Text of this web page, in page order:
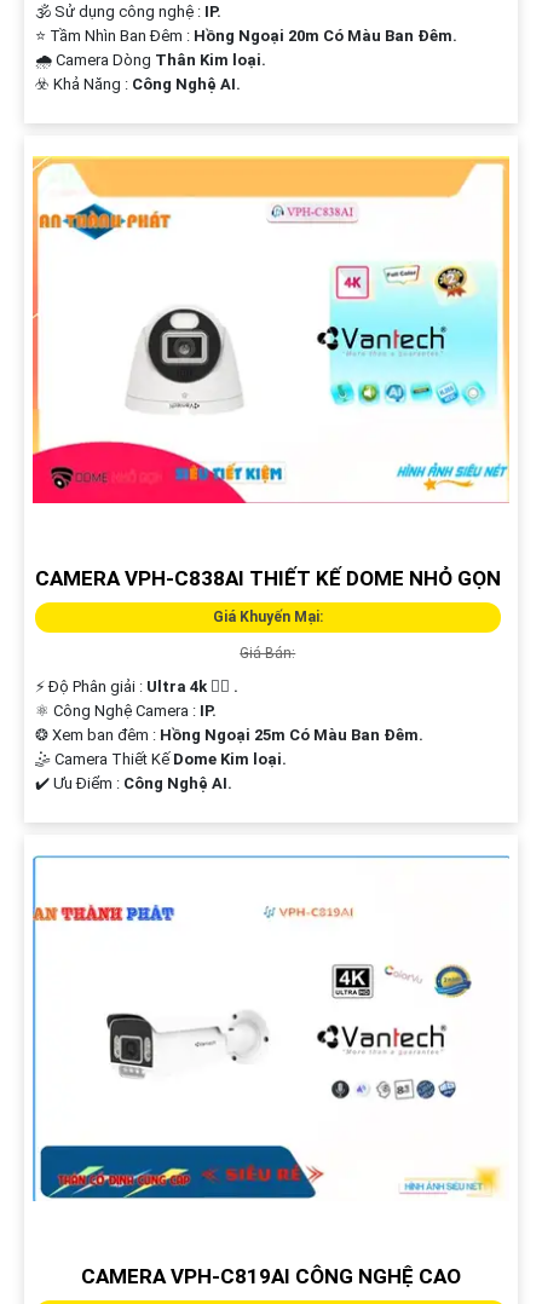
🕉️ Sử dụng công nghệ : IP.
⭐ Tầm Nhìn Ban Đêm : Hồng Ngoại 20m Có Màu Ban Ðêm.
🌧️ Camera Dòng Thân Kim loại.
️☣️ Khả Năng : Công Nghệ AI.
CAMERA VPH-C838AI THIẾT KẾ DOME NHỎ GỌN
Giá Khuyến Mại:
Giá Bán:
️⚡ Độ Phân giải : Ultra 4k 👍🏾 .
⚛️ Công Nghệ Camera : IP.
❂ Xem ban đêm : Hồng Ngoại 25m Có Màu Ban Ðêm.
🤹 Camera Thiết Kế Dome Kim loại.
️✔️ Ưu Điểm : Công Nghệ AI.
CAMERA VPH-C819AI CÔNG NGHỆ CAO